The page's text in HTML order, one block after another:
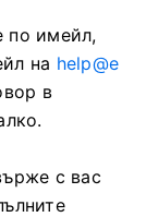
по имейл,
на help@e
в
с вас